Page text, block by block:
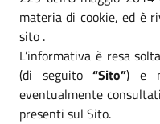
materia di cookie, ed è
sito .
L’informativa è resa
(di seguito“Sito”) e
eventualmente
presenti sul Sito.